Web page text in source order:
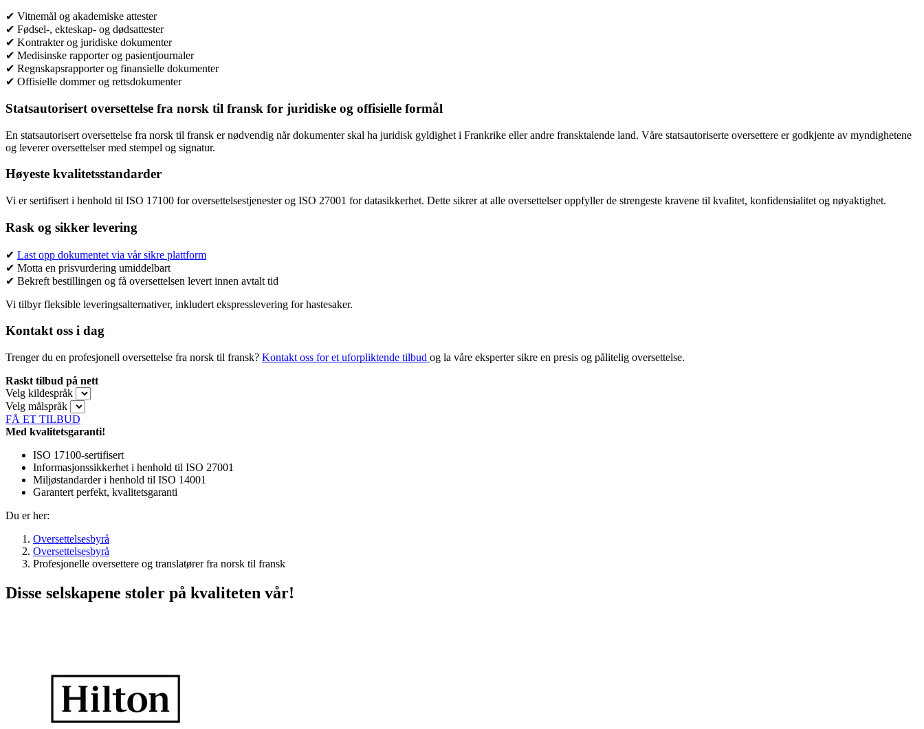
✔ Vitnemål og akademiske attester
✔ Fødsel-, ekteskap- og dødsattester
✔ Kontrakter og juridiske dokumenter
✔ Medisinske rapporter og pasientjournaler
✔ Regnskapsrapporter og finansielle dokumenter
✔ Offisielle dommer og rettsdokumenter
Statsautorisert oversettelse fra norsk til fransk for juridiske og offisielle formål
En statsautorisert oversettelse fra norsk til fransk er nødvendig når dokumenter skal ha juridisk gyldighet i Frankrike eller andre fransktalende land. Våre statsautoriserte oversettere er godkjente av myndighetene
og leverer oversettelser med stempel og signatur.
Høyeste kvalitetsstandarder
Vi er sertifisert i henhold til ISO 17100 for oversettelsestjenester og ISO 27001 for datasikkerhet. Dette sikrer at alle oversettelser oppfyller de strengeste kravene til kvalitet, konfidensialitet og nøyaktighet.
Rask og sikker levering
✔ Last opp dokumentet via vår sikre plattform
✔ Motta en prisvurdering umiddelbart
✔ Bekreft bestillingen og få oversettelsen levert innen avtalt tid
Vi tilbyr fleksible leveringsalternativer, inkludert ekspresslevering for hastesaker.
Kontakt oss i dag
Trenger du en profesjonell oversettelse fra norsk til fransk? Kontakt oss for et uforpliktende tilbud og la våre eksperter sikre en presis og pålitelig oversettelse.
Raskt tilbud på nett
Velg kildespråk
Velg målspråk
FÅ ET TILBUD
Med kvalitetsgaranti!
ISO 17100-sertifisert
Informasjonssikkerhet i henhold til ISO 27001
Miljøstandarder i henhold til ISO 14001
Garantert perfekt, kvalitetsgaranti
Du er her:
Oversettelsesbyrå
Oversettelsesbyrå
Profesjonelle oversettere og translatører fra norsk til fransk
Disse selskapene stoler på kvaliteten vår!